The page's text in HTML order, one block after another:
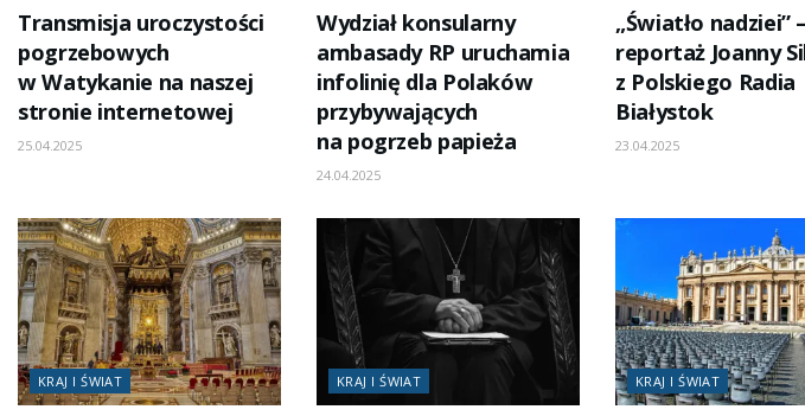
Transmisja uroczystości
pogrzebowych
w Watykanie na naszej
stronie internetowej
25.04.2025
Wydział konsularny
ambasady RP uruchamia
infolinię dla Polaków
przybywających
na pogrzeb papieża
24.04.2025
„Światło nadziei” –
reportaż Joanny
z Polskiego Radia
Białystok
23.04.2025
KRAJ I ŚWIAT KRAJ I ŚWIAT KRAJ I ŚWIAT